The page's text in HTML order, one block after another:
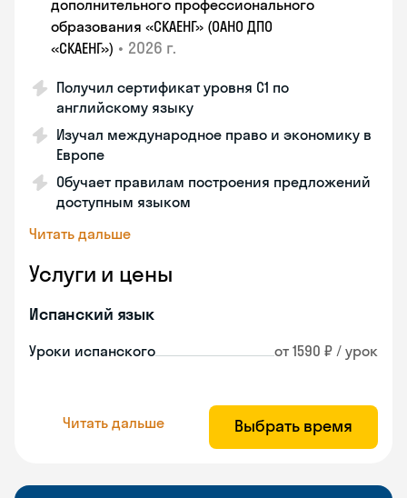
дополнительного профессионального
образования «СКАЕНГ» (ОАНО ДПО
«СКАЕНГ») • 2026 г.
Получил сертификат уровня С1 по
английскому языку
Изучал международное право и экономику в
Европе
Обучает правилам построения предложений
доступным языком
Читать дальше
Услуги и цены
Испанский язык
Уроки испанского от 1590 ₽ / урок
Читать дальше Выбрать время